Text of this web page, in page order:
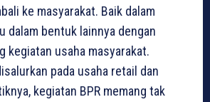
ke masyarakat. Baik dalam
dalam bentuk lainnya dengan
kegiatan usaha masyarakat.
pada usaha retail dan
kegiatan BPR memang tak